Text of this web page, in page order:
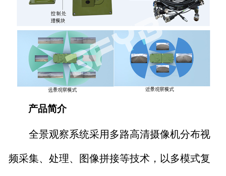
产品简介
全景观察系统采用多路高清摄像机分布视
频采集、处理、图像拼接等技术，以多模式复